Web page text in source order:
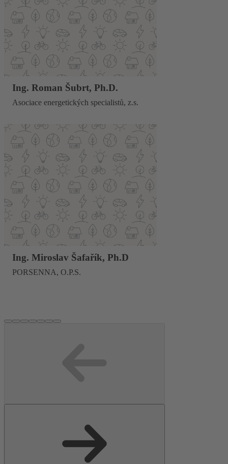
Ing. Roman Šubrt, Ph.D.
Asociace energetických specialistů, z.s.
Ing. Miroslav Šafařík, Ph.D
PORSENNA, O.P.S.